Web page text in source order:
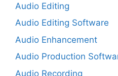
Audio Editing
Audio Editing Software
Audio Enhancement
Audio Production
Audio Recording